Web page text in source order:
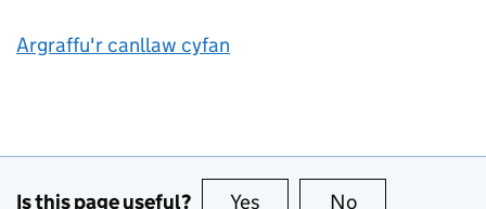
Argraffu'r canllaw cyfan
Is this page useful? Yes this page is useful
No